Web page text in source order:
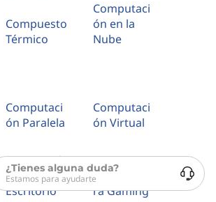
Compuesto
Térmico
Computaci
ón en la
Nube
Computaci
ón Paralela
Computaci
ón Virtual
Computado
ra de
Escritorio
Computado
ra Gaming
¿Tienes alguna duda?
Estamos para ayudarte